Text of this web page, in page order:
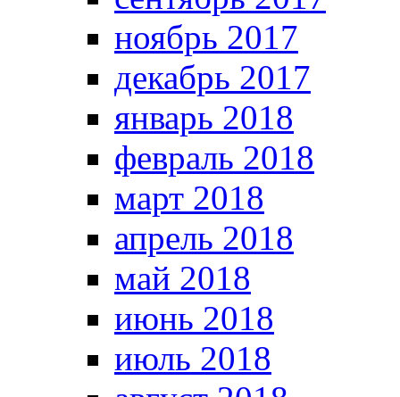
ноябрь 2017
декабрь 2017
январь 2018
февраль 2018
март 2018
апрель 2018
май 2018
июнь 2018
июль 2018